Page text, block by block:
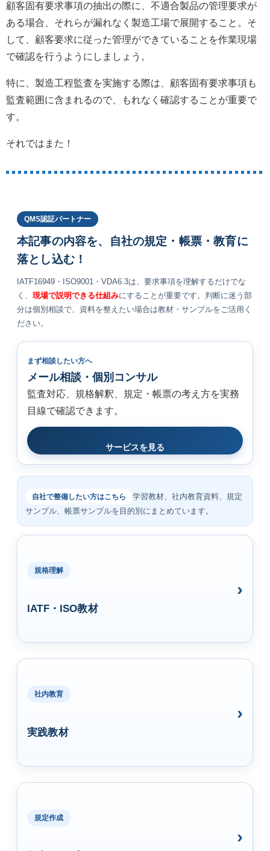
顧客固有要求事項の抽出の際に、不適合製品の管理要求が
ある場合、それらが漏れなく製造工場で展開すること。そ
して、顧客要求に従った管理ができていることを作業現場
で確認を行うようにしましょう。
特に、製造工程監査を実施する際は、顧客固有要求事項も
監査範囲に含まれるので、もれなく確認することが重要で
す。
それではまた！
QMS認証パートナー
本記事の内容を、自社の規定・帳票・教育に
落とし込む！
IATF16949・ISO9001・VDA6.3は、要求事項を理解するだけでな
く、 現場で説明できる仕組みにすることが重要です。判断に迷う部
分は個別相談で、資料を整えたい場合は教材・サンプルをご活用く
ださい。
まず相談したい方へ
メール相談・個別コンサル
監査対応、規格解釈、規定・帳票の考え方を実務
目線で確認できます。
サービスを見る
自社で整備したい方はこちら
学習教材、社内教育資料、規定
サンプル、帳票サンプルを目的別にまとめています。
規格理解
IATF・ISO教材
社内教育
実践教材
規定作成